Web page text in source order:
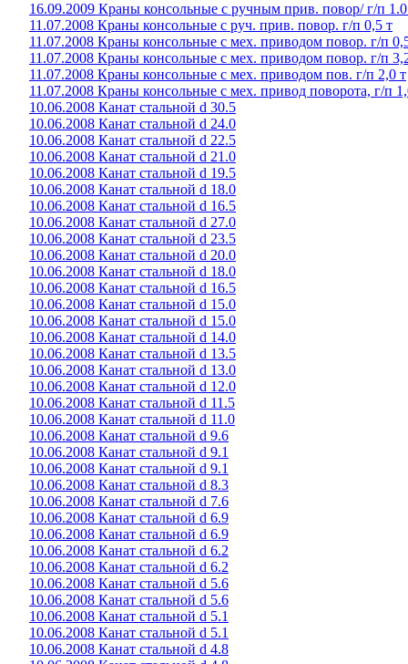
16.09.2009 Краны консольные с ручным прив. повор/ г/п
11.07.2008 Краны консольные с руч. прив. повор. г/п 0,5 т
11.07.2008 Краны консольные с мех. приводом повор. г/п
11.07.2008 Краны консольные с мех. приводом повор. г/п
11.07.2008 Краны консольные с мех. приводом пов. г/п 2,0 т
11.07.2008 Краны консольные с мех. привод поворота, г/п
10.06.2008 Канат стальной d 30.5
10.06.2008 Канат стальной d 24.0
10.06.2008 Канат стальной d 22.5
10.06.2008 Канат стальной d 21.0
10.06.2008 Канат стальной d 19.5
10.06.2008 Канат стальной d 18.0
10.06.2008 Канат стальной d 16.5
10.06.2008 Канат стальной d 27.0
10.06.2008 Канат стальной d 23.5
10.06.2008 Канат стальной d 20.0
10.06.2008 Канат стальной d 18.0
10.06.2008 Канат стальной d 16.5
10.06.2008 Канат стальной d 15.0
10.06.2008 Канат стальной d 15.0
10.06.2008 Канат стальной d 14.0
10.06.2008 Канат стальной d 13.5
10.06.2008 Канат стальной d 13.0
10.06.2008 Канат стальной d 12.0
10.06.2008 Канат стальной d 11.5
10.06.2008 Канат стальной d 11.0
10.06.2008 Канат стальной d 9.6
10.06.2008 Канат стальной d 9.1
10.06.2008 Канат стальной d 9.1
10.06.2008 Канат стальной d 8.3
10.06.2008 Канат стальной d 7.6
10.06.2008 Канат стальной d 6.9
10.06.2008 Канат стальной d 6.9
10.06.2008 Канат стальной d 6.2
10.06.2008 Канат стальной d 6.2
10.06.2008 Канат стальной d 5.6
10.06.2008 Канат стальной d 5.6
10.06.2008 Канат стальной d 5.1
10.06.2008 Канат стальной d 5.1
10.06.2008 Канат стальной d 4.8